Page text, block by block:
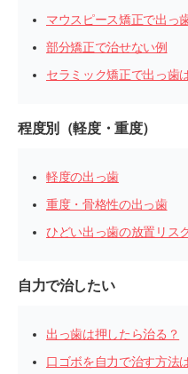
マウスピース矯正で出っ
部分矯正で治せない例
セラミック矯正で出っ歯
程度別（軽度・重度）
軽度の出っ歯
重度・骨格性の出っ歯
ひどい出っ歯の放置リス
自力で治したい
出っ歯は押したら治る？
口ゴボを自力で治す方法